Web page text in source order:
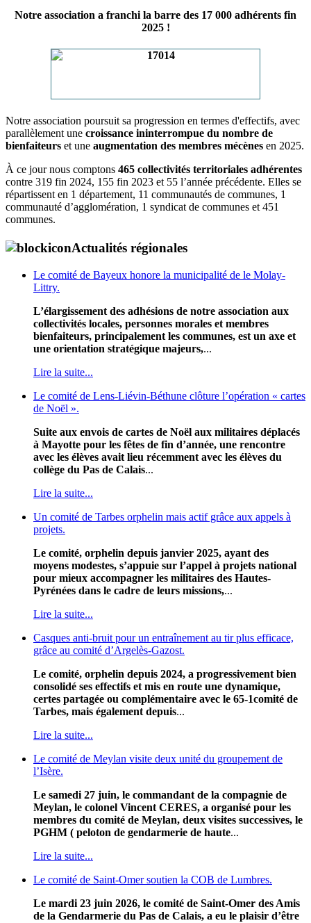
Notre association a franchi la barre des 17 000 adhérents fin
2025 !
Notre association poursuit sa progression en termes d'effectifs, avec
parallèlement une croissance ininterrompue du nombre de
bienfaiteurs et une augmentation des membres mécènes en 2025.
À ce jour nous comptons 465 collectivités territoriales adhérentes
contre 319 fin 2024, 155 fin 2023 et 55 l’année précédente. Elles se
répartissent en 1 département, 11 communautés de communes, 1
communauté d’agglomération, 1 syndicat de communes et 451
communes.
Actualités régionales
Le comité de Bayeux honore la municipalité de le Molay-
Littry.
L’élargissement des adhésions de notre association aux
collectivités locales, personnes morales et membres
bienfaiteurs, principalement les communes, est un axe et
une orientation stratégique majeurs,...
Lire la suite...
Le comité de Lens-Liévin-Béthune clôture l’opération « cartes
de Noël ».
Suite aux envois de cartes de Noël aux militaires déplacés
à Mayotte pour les fêtes de fin d’année, une rencontre
avec les élèves avait lieu récemment avec les élèves du
collège du Pas de Calais...
Lire la suite...
Un comité de Tarbes orphelin mais actif grâce aux appels à
projets.
Le comité, orphelin depuis janvier 2025, ayant des
moyens modestes, s’appuie sur l’appel à projets national
pour mieux accompagner les militaires des Hautes-
Pyrénées dans le cadre de leurs missions,...
Lire la suite...
Casques anti-bruit pour un entraînement au tir plus efficace,
grâce au comité d’Argelès-Gazost.
Le comité, orphelin depuis 2024, a progressivement bien
consolidé ses effectifs et mis en route une dynamique,
certes partagée ou complémentaire avec le 65-1comité de
Tarbes, mais également depuis...
Lire la suite...
Le comité de Meylan visite deux unité du groupement de
l’Isère.
Le samedi 27 juin, le commandant de la compagnie de
Meylan, le colonel Vincent CERES, a organisé pour les
membres du comité de Meylan, deux visites successives, le
PGHM ( peloton de gendarmerie de haute...
Lire la suite...
Le comité de Saint-Omer soutien la COB de Lumbres.
Le mardi 23 juin 2026, le comité de Saint-Omer des Amis
de la Gendarmerie du Pas de Calais, a eu le plaisir d’être